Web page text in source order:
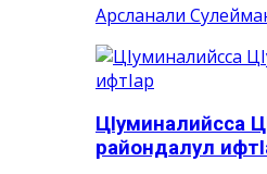
Арсланали
ЦIуминалийсса
райондалул